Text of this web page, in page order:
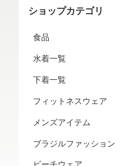
ショップカテゴリ
食品
水着一覧
下着一覧
フィットネスウェア
メンズアイテム
ブラジルファッション